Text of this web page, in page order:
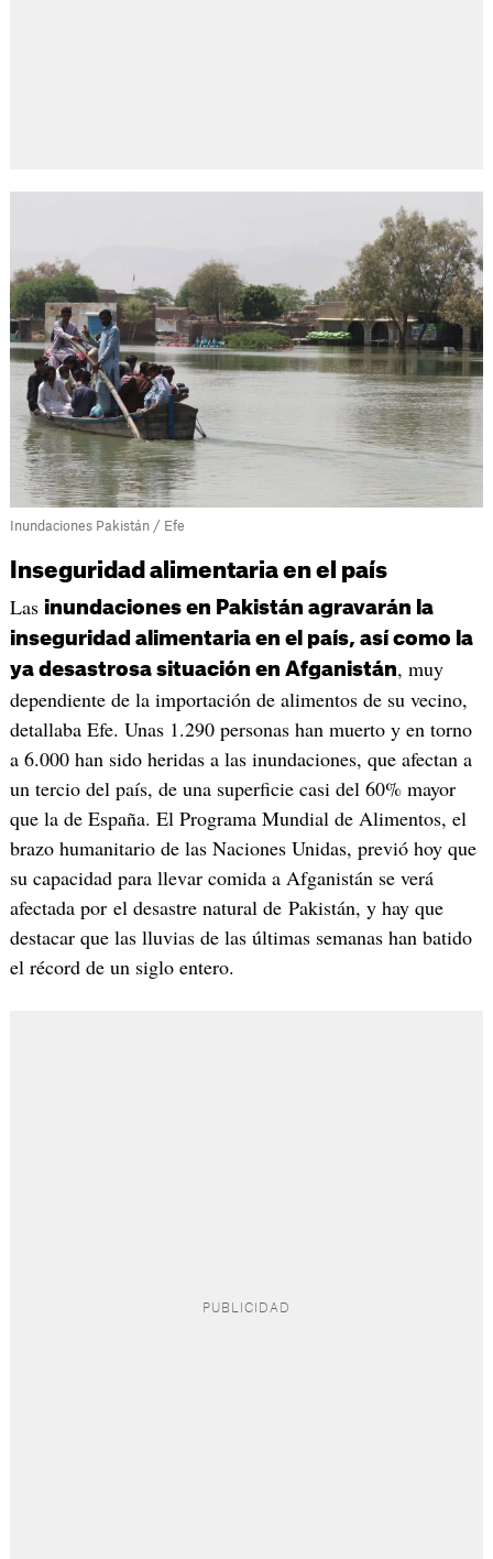
Inundaciones Pakistán / Efe
Inseguridad alimentaria en el país
Las inundaciones en Pakistán agravarán la
inseguridad alimentaria en el país, así como la
ya desastrosa situación en Afganistán, muy
dependiente de la importación de alimentos de su vecino,
detallaba Efe. Unas 1.290 personas han muerto y en torno
a 6.000 han sido heridas a las inundaciones, que afectan a
un tercio del país, de una superficie casi del 60% mayor
que la de España. El Programa Mundial de Alimentos, el
brazo humanitario de las Naciones Unidas, previó hoy que
su capacidad para llevar comida a Afganistán se verá
afectada por el desastre natural de Pakistán, y hay que
destacar que las lluvias de las últimas semanas han batido
el récord de un siglo entero.